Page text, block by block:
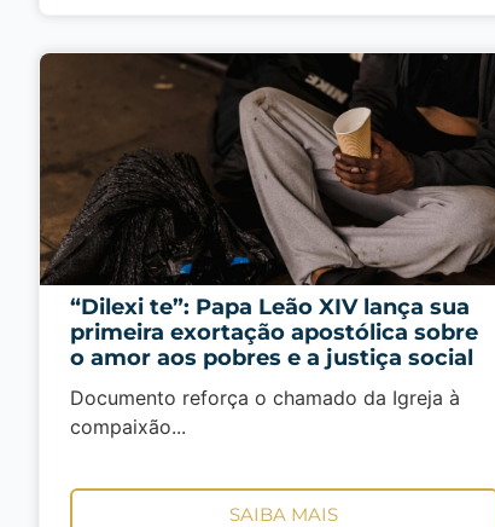
“Dilexi te”: Papa Leão XIV lança sua
primeira exortação apostólica sobre
o amor aos pobres e a justiça social
Documento reforça o chamado da Igreja à
compaixão...
SAIBA MAIS